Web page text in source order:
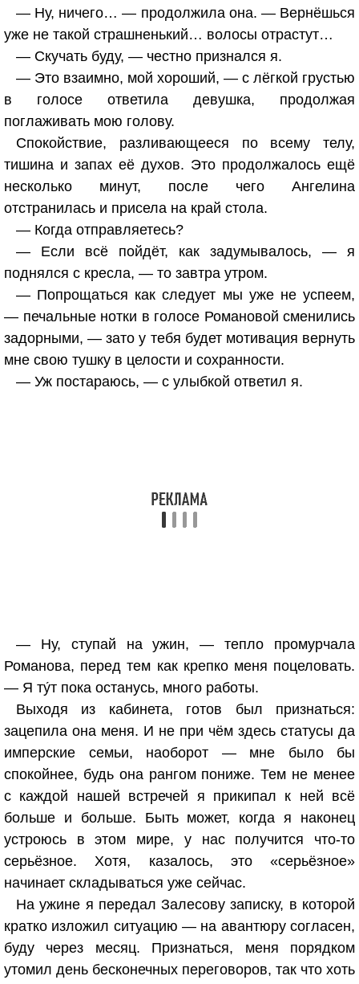
— Ну, ничего… — продолжила она. — Вернёшься
уже не такой страшненький… волосы отрастут…
— Скучать буду, — честно признался я.
— Это взаимно, мой хороший, — с лёгкой грустью
в голосе ответила девушка, продолжая
поглаживать мою голову.
Спокойствие, разливающееся по всему телу,
тишина и запах её духов. Это продолжалось ещё
несколько минут, после чего Ангелина
отстранилась и присела на край стола.
— Когда отправляетесь?
— Если всё пойдёт, как задумывалось, — я
поднялся с кресла, — то завтра утром.
— Попрощаться как следует мы уже не успеем,
— печальные нотки в голосе Романовой сменились
задорными, — зато у тебя будет мотивация вернуть
мне свою тушку в целости и сохранности.
— Уж постараюсь, — с улыбкой ответил я.
— Ну, ступай на ужин, — тепло промурчала
Романова, перед тем как крепко меня поцеловать.
— Я ту́т пока останусь, много работы.
Выходя из кабинета, готов был признаться:
зацепила она меня. И не при чём здесь статусы да
имперские семьи, наоборот — мне было бы
спокойнее, будь она рангом пониже. Тем не менее
с каждой нашей встречей я прикипал к ней всё
больше и больше. Быть может, когда я наконец
устроюсь в этом мире, у нас получится что-то
серьёзное. Хотя, казалось, это «серьёзное»
начинает складываться уже сейчас.
На ужине я передал Залесову записку, в которой
кратко изложил ситуацию — на авантюру согласен,
буду через месяц. Признаться, меня порядком
утомил день бесконечных переговоров, так что хоть